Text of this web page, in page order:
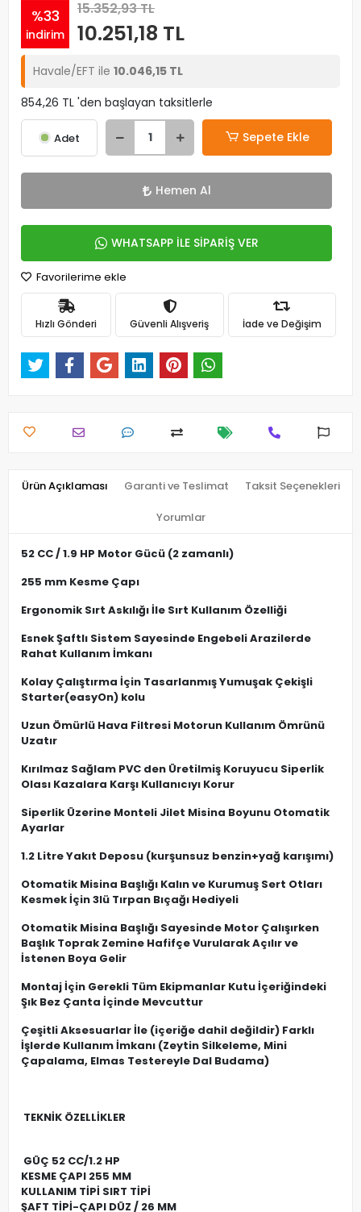
%33
indirim
15.352,93 TL
10.251,18 TL
Havale/EFT ile 10.046,15 TL
854,26 TL 'den başlayan taksitlerle
Adet Sepete Ekle
Hemen Al
WHATSAPP İLE SİPARİŞ VER
Favorilerime ekle
Hızlı Gönderi Güvenli Alışveriş İade ve Değişim
Ürün Açıklaması Garanti ve Teslimat Taksit Seçenekleri
Yorumlar
52 CC / 1.9 HP Motor Gücü (2 zamanlı)
255 mm Kesme Çapı
Ergonomik Sırt Askılığı İle Sırt Kullanım Özelliği
Esnek Şaftlı Sistem Sayesinde Engebeli Arazilerde
Rahat Kullanım İmkanı
Kolay Çalıştırma İçin Tasarlanmış Yumuşak Çekişli
Starter(easyOn) kolu
Uzun Ömürlü Hava Filtresi Motorun Kullanım Ömrünü
Uzatır
Kırılmaz Sağlam PVC den Üretilmiş Koruyucu Siperlik
Olası Kazalara Karşı Kullanıcıyı Korur
Siperlik Üzerine Monteli Jilet Misina Boyunu Otomatik
Ayarlar
1.2 Litre Yakıt Deposu (kurşunsuz benzin+yağ karışımı)
Otomatik Misina Başlığı Kalın ve Kurumuş Sert Otları
Kesmek İçin 3lü Tırpan Bıçağı Hediyeli
Otomatik Misina Başlığı Sayesinde Motor Çalışırken
Başlık Toprak Zemine Hafifçe Vurularak Açılır ve
İstenen Boya Gelir
Montaj İçin Gerekli Tüm Ekipmanlar Kutu İçeriğindeki
Şık Bez Çanta İçinde Mevcuttur
Çeşitli Aksesuarlar İle (içeriğe dahil değildir) Farklı
İşlerde Kullanım İmkanı (Zeytin Silkeleme, Mini
Çapalama, Elmas Testereyle Dal Budama)
TEKNİK ÖZELLİKLER
GÜÇ 52 CC/1.2 HP
KESME ÇAPI 255 MM
KULLANIM TİPİ SIRT TİPİ
ŞAFT TİPİ-ÇAPI DÜZ / 26 MM